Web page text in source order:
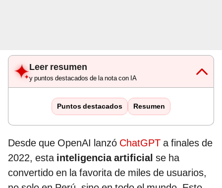
Leer resumen
y puntos destacados de la nota con IA
Puntos destacados Resumen
Desde que OpenAI lanzó ChatGPT a finales de
2022, estainteligencia artificial se ha
convertido en la favorita de miles de usuarios,